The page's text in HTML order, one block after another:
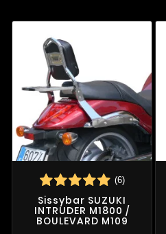
(6)
Sissybar SUZUKI
INTRUDER M1800 /
BOULEVARD M109